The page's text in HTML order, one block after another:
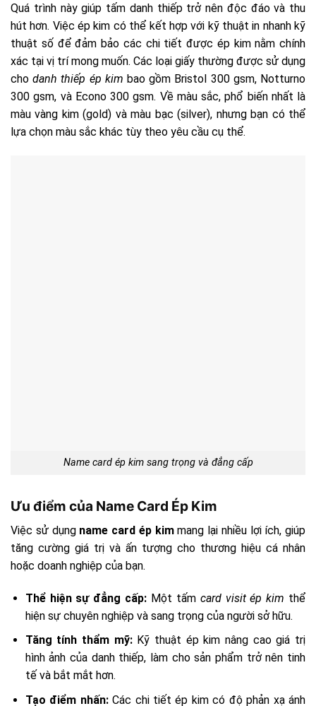
Quá trình này giúp tấm danh thiếp trở nên độc đáo và thu
hút hơn. Việc ép kim có thể kết hợp với kỹ thuật in nhanh kỹ
thuật số để đảm bảo các chi tiết được ép kim nằm chính
xác tại vị trí mong muốn. Các loại giấy thường được sử dụng
chodanh thiếp ép kim bao gồm Bristol 300 gsm, Notturno
300 gsm, và Econo 300 gsm. Về màu sắc, phổ biến nhất là
màu vàng kim (gold) và màu bạc (silver), nhưng bạn có thể
lựa chọn màu sắc khác tùy theo yêu cầu cụ thể.
Name card ép kim sang trọng và đẳng cấp
Ưu điểm của Name Card Ép Kim
Việc sử dụng name card ép kimmang lại nhiều lợi ích, giúp
tăng cường giá trị và ấn tượng cho thương hiệu cá nhân
hoặc doanh nghiệp của bạn.
Thể hiện sự đẳng cấp: Một tấm card visit ép kim thể
hiện sự chuyên nghiệp và sang trọng của người sở hữu.
Tăng tính thẩm mỹ:Kỹ thuật ép kim nâng cao giá trị
hình ảnh của danh thiếp, làm cho sản phẩm trở nên tinh
tế và bắt mắt hơn.
Tạo điểm nhấn:Các chi tiết ép kim có độ phản xạ ánh